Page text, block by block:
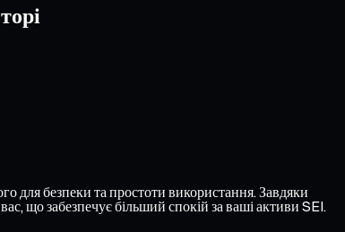
для безпеки та простоти використання. Завдяки
що забезпечує більший спокій за ваші активи SEI.